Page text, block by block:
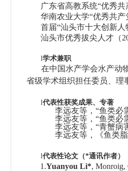
广东省高教系统“优秀共
华南农业大学“优秀共产
首届“汕头市十大创新人
汕头市优秀拔尖人才（
l学术兼职
在中国水产学会水产动
省级学术组织担任委员、理
l代表性获奖成果、专著
李远友等，“鱼类必
李远友等， “鱼类必
李远友等， “青蟹病
李远友等，《鱼类脂
l代表性论文（*通讯作者）
1.Yuanyou Li*, Monroig,